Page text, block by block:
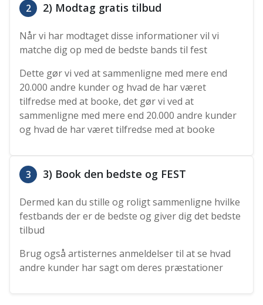
2 2) Modtag gratis tilbud
Når vi har modtaget disse informationer vil vi
matche dig op med de bedste bands til fest
Dette gør vi ved at sammenligne med mere end
20.000 andre kunder og hvad de har været
tilfredse med at booke, det gør vi ved at
sammenligne med mere end 20.000 andre kunder
og hvad de har været tilfredse med at booke
3 3) Book den bedste og FEST
Dermed kan du stille og roligt sammenligne hvilke
festbands der er de bedste og giver dig det bedste
tilbud
Brug også artisternes anmeldelser til at se hvad
andre kunder har sagt om deres præstationer